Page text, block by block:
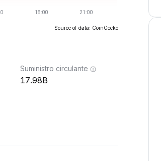
Source of data: CoinGecko
Suministro circulante
17.98B